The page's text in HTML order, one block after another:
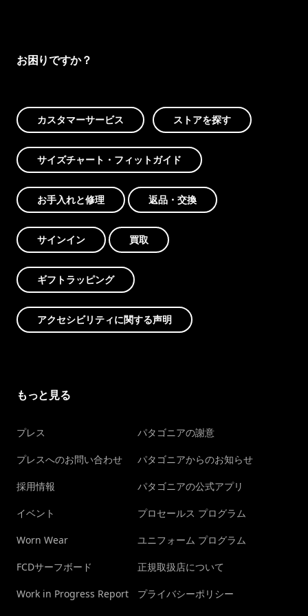
お困りですか？
カスタマーサービス ストアを探す
サイズチャート・フィットガイド
お手入れと修理 返品・交換
サインイン 買取
ギフトラッピング
アクセシビリティに関する声明
もっと見る
プレス
プレスへのお問い合わせ
採用情報
イベント
Worn Wear
FCDサーフボード
Work in Progress Report
パタゴニアの謝意
パタゴニアからのお知らせ
パタゴニアの公式アプリ
プロセールス プログラム
ユニフォーム プログラム
正規取扱店について
プライバシーポリシー